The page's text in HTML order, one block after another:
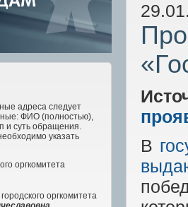
адреса следует
ФИО (полностью),
и суть обращения.
указать
оргкомитета
оргкомитета
В